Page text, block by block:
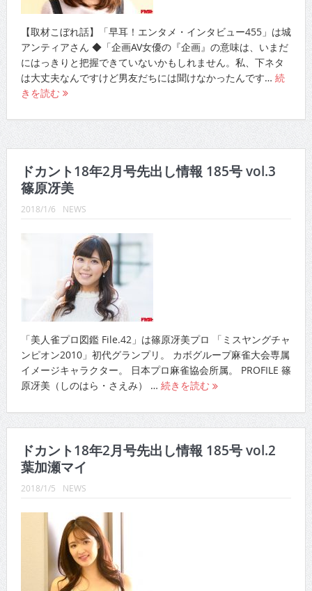
【取材こぼれ話】「早耳！エンタメ・インタビュー455」は城
アンティアさん ◆「企画AV女優の『企画』の意味は、いまだ
にはっきりと把握できていないかもしれません。私、下ネタ
は大丈夫なんですけど男友だちには聞けなかったんです… 続
きを読む
ドカント18年2月号先出し情報 185号 vol.3
篠原冴美
2018/1/6 NEWS
「美人雀プロ図鑑 File.42」は篠原冴美プロ 「ミスヤングチャ
ンピオン2010」初代グランプリ。 カボグループ麻雀大会専属
イメージキャラクター。 日本プロ麻雀協会所属。 PROFILE 篠
原冴美（しのはら・さえみ） … 続きを読む
ドカント18年2月号先出し情報 185号 vol.2
葉加瀬マイ
2018/1/5 NEWS